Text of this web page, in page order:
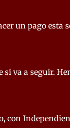
un pago esta
va a seguir.
con